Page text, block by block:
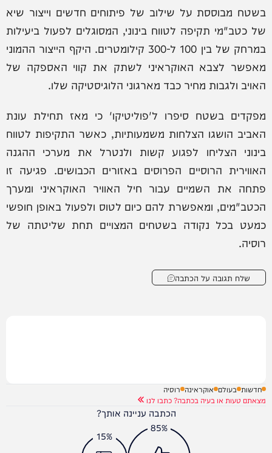
בשטח מבוססת על שילוב של פיתוחים חדשים וייצור שיא
של כטב"מי תקיפה לטווח בינוני, המסוגלים לפעול ביעילות
במרחק של בין 100 ל-300 קילומטרים. היקף הייצור ההמוני
מאפשר לצבא האוקראיני לשתק את קווי האספקה של
האויב ולגבות מחיר כבד מארגוני הלוגיסטיקה שלו.
מפקדים בשטח סיפרו ל'פוליטיקו' כי מאז תחילת עונת
האביב הושגו הצלחות משמעותיות, כאשר התקיפות לטווח
בינוני הצליחו לפגוע קשות ולנטרל את מערכי ההגנה
האווירית הרוסיים הפרוסים באזורים הכבושים. פגיעה זו
פתחה את השמיים עבור חיל האוויר האוקראיני ומערך
הכטב"מים, ומאפשרת להם כיום לטוס ולפעול באופן חופשי
כמעט בכל נקודה בשטחים המצויים תחת שליטתה של
רוסיה.
שלח תגובה על הכתבה
חדשות בעולם אוקראינה רוסיה
מצאתם טעות או בעיה בכתבה? כתבו לנו
הכתבה עניינה אותך?
85%
15%